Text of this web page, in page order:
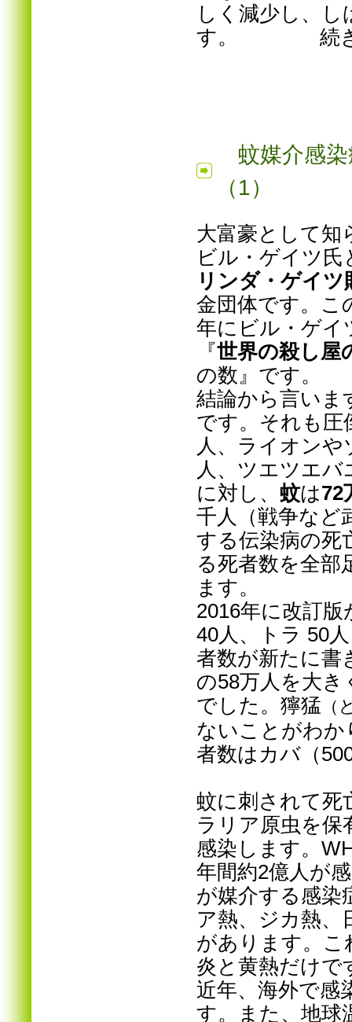
しく減少し、
す。 続きは
蚊媒介感染
（1）
大富豪として知
ビル・ゲイツ
リンダ・ゲイツ
金団体です。こ
年にビル・ゲイ
『世界の殺し屋
の数』です。
結論から言いま
です。それも圧
人、ライオンや
人、ツエツエバ
に対し、 蚊は72
千人（戦争など
する伝染病の死
る死者数を全部
ます。
2016年に改訂
40人、トラ 50
者数が新たに書
の58万人を大き
でした。獰猛 （
ないことがわか
者数はカバ（
蚊に刺されて死
ラリア原虫を保
感染します。
年間約2億人が
が媒介する感染
ア熱、ジカ熱、
があります。こ
炎と黄熱だけで
近年、海外で感
す。また、地球